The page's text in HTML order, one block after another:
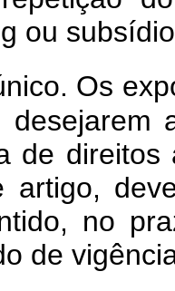
ou
Os
de direitos
no
de